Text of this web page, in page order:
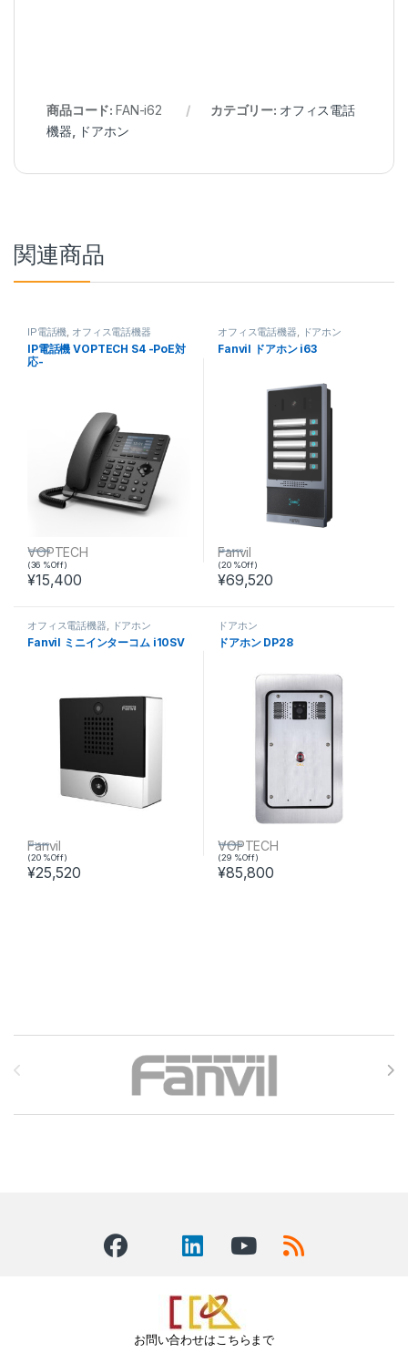
商品コード:FAN-i62 カテゴリー: オフィス電話
機器, ドアホン
関連商品
IP電話機, オフィス電話機器
IP電話機 VOPTECH S4 -PoE対
応-
VOPTECH
¥24,000
(36 %Off)
¥15,400
オフィス電話機器, ドアホン
Fanvil ドアホン i63
Fanvil
¥86,900
(20 %Off)
¥69,520
オフィス電話機器, ドアホン
Fanvil ミニインターコム i10SV
Fanvil
¥31,900
(20 %Off)
¥25,520
ドアホン
ドアホン DP28
VOPTECH
¥120,000
(29 %Off)
¥85,800
Brands Carousel
お問い合わせはこちらまで